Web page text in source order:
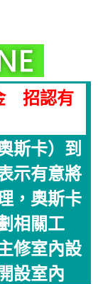
招認有
斯卡）到
示有意將
，奧斯卡
相關工
修室內設
設室內